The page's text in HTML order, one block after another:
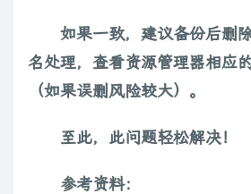
如果一致，建议备份后删
名处理，查看资源管理器相应
（如果误删风险较大）。
至此，此问题轻松解决！
参考资料：